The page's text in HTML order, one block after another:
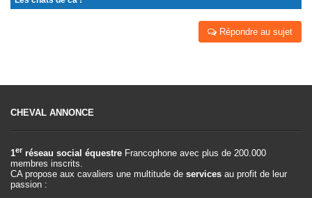
Répondre au sujet
CHEVAL ANNONCE
1er réseau social équestre Francophone avec plus de 200.000
membres inscrits.
CA propose aux cavaliers une multitude de services au profit de leur
passion :